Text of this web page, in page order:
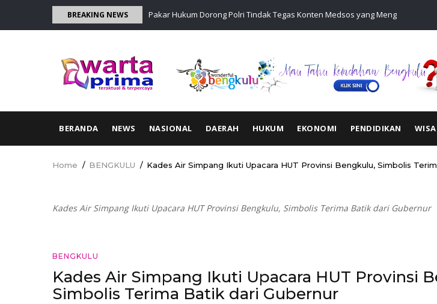
BREAKING NEWS
Pemberantasan 3C dan Pakar Hukum Dorong Polri Tindak Tegas Konten Medsos yang Mengandung
MAIN
BERANDA NEWS NASIONAL DAERAH HUKUM EKONOMI PENDIDIKAN
Breadcrumb
Home / BENGKULU / Kades Air Simpang Ikuti Upacara HUT Provinsi Bengkulu, Simbolis
Kades Air Simpang Ikuti Upacara HUT Provinsi Bengkulu, Simbolis Terima Batik dari Gubernur
BENGKULU
Kades Air Simpang Ikuti Upacara HUT Provinsi
Simbolis Terima Batik dari Gubernur